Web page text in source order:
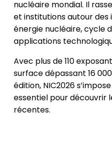
nucléaire mondial. Il
et institutions autour des
énergie nucléaire, cycle
applications
Avec plus de 110
surface dépassant 16
édition, NIC2026
essentiel pour découvrir
récentes.